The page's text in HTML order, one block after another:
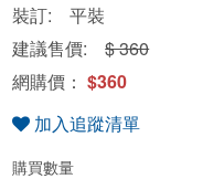
裝訂: 平裝
建議售價:$ 360
網購價：$360
加入追蹤清單
購買數量